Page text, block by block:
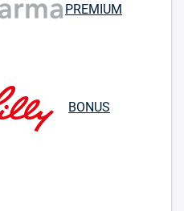
PREMIUM
BONUS